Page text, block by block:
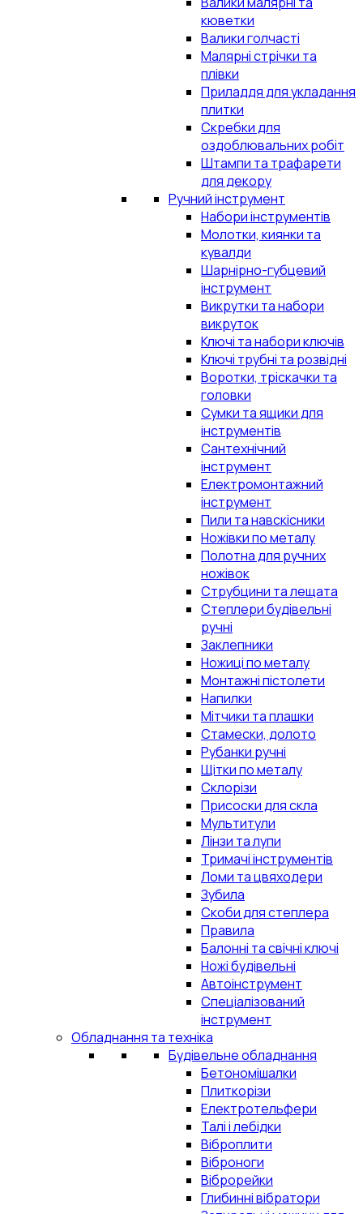
кюветки
Валики голчасті
Малярні стрічки та
плівки
Приладдя для укладання
плитки
Скребки для
оздоблювальних робіт
Штампи та трафарети
для декору
Ручний інструмент
Набори інструментів
Молотки, киянки та
кувалди
Шарнірно-губцевий
інструмент
Викрутки та набори
викруток
Ключі та набори ключів
Ключі трубні та розвідні
Воротки, тріскачки та
головки
Сумки та ящики для
інструментів
Сантехнічний
інструмент
Електромонтажний
інструмент
Пили та навскісники
Ножівки по металу
Полотна для ручних
ножівок
Струбцини та лещата
Степлери будівельні
ручні
Заклепники
Ножиці по металу
Монтажні пістолети
Напилки
Мітчики та плашки
Стамески, долото
Рубанки ручні
Щітки по металу
Склорізи
Присоски для скла
Мультитули
Лінзи та лупи
Тримачі інструментів
Ломи та цвяходери
Зубила
Скоби для степлера
Правила
Балонні та свічні ключі
Ножі будівельні
Автоінструмент
Спеціалізований
інструмент
Обладнання та техніка
Будівельне обладнання
Бетономішалки
Плиткорізи
Електротельфери
Талі і лебідки
Віброплити
Віброноги
Віброрейки
Глибинні вібратори